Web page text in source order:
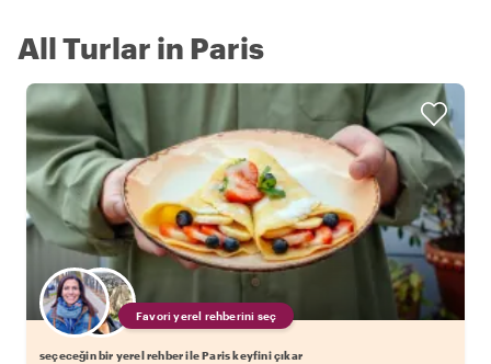
All Turlar in Paris
Favori yerel rehberini seç
seçeceğin bir yerel rehber ile Paris keyfini çıkar